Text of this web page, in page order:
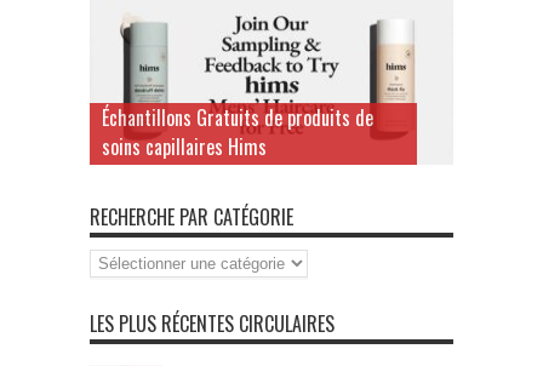
Échantillons Gratuits de produits de
soins capillaires Hims
RECHERCHE PAR CATÉGORIE
Recherche
par
LES PLUS RÉCENTES CIRCULAIRES